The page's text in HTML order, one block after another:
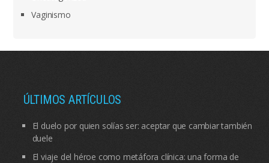
Vaginismo
ÚLTIMOS ARTÍCULOS
El duelo por quien solías ser: aceptar que cambiar también
duele
El viaje del héroe como metáfora clínica: una forma de